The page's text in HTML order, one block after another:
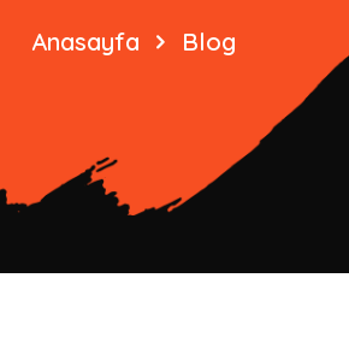
Anasayfa Blog